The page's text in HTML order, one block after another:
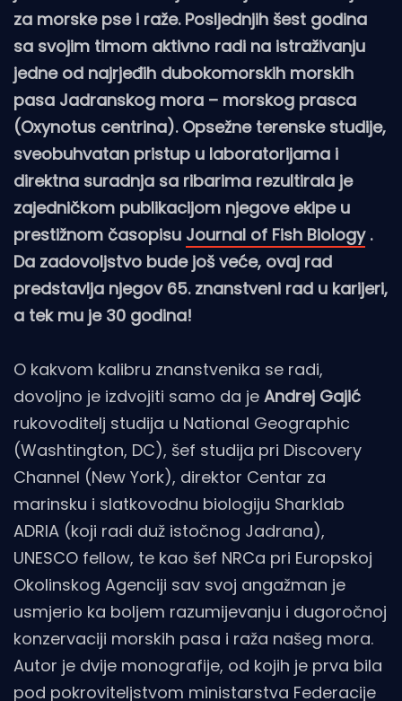
za morske pse i raže. Posljednjih šest godina
sa svojim timom aktivno radi na istraživanju
jedne od najrjeđih dubokomorskih morskih
pasa Jadranskog mora – morskog prasca
(Oxynotus centrina). Opsežne terenske studije,
sveobuhvatan pristup u laboratorijama i
direktna suradnja sa ribarima rezultirala je
zajedničkom publikacijom njegove ekipe u
prestižnom časopisu Journal of Fish Biology.
Da zadovoljstvo bude još veće, ovaj rad
predstavlja njegov 65. znanstveni rad u karijeri,
a tek mu je 30 godina!
O kakvom kalibru znanstvenika se radi,
dovoljno je izdvojiti samo da je Andrej Gajić
rukovoditelj studija u National Geographic
(Washtington, DC), šef studija pri Discovery
Channel (New York), direktor Centar za
marinsku i slatkovodnu biologiju Sharklab
ADRIA (koji radi duž istočnog Jadrana),
UNESCO fellow, te kao šef NRCa pri Europskoj
Okolinskog Agenciji sav svoj angažman je
usmjerio ka boljem razumijevanju i dugoročnoj
konzervaciji morskih pasa i raža našeg mora.
Autor je dvije monografije, od kojih je prva bila
pod pokroviteljstvom ministarstva Federacije